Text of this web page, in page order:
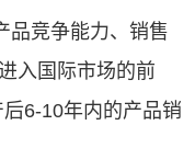
品竞争能力、销售
入国际市场的前
6-10年内的产品销